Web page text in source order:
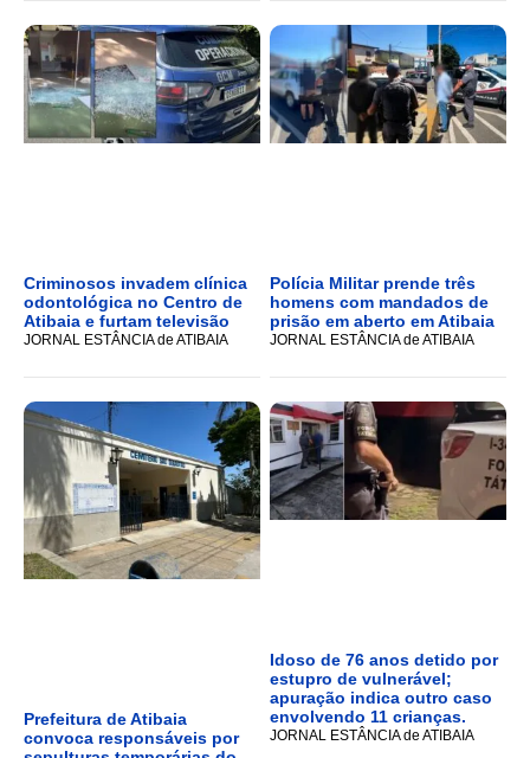
Criminosos invadem clínica
odontológica no Centro de
Atibaia e furtam televisão
JORNAL ESTÂNCIA de ATIBAIA
Polícia Militar prende três
homens com mandados de
prisão em aberto em Atibaia
JORNAL ESTÂNCIA de ATIBAIA
Prefeitura de Atibaia
convoca responsáveis por
Idoso de 76 anos detido por
estupro de vulnerável;
apuração indica outro caso
envolvendo 11 crianças.
JORNAL ESTÂNCIA de ATIBAIA